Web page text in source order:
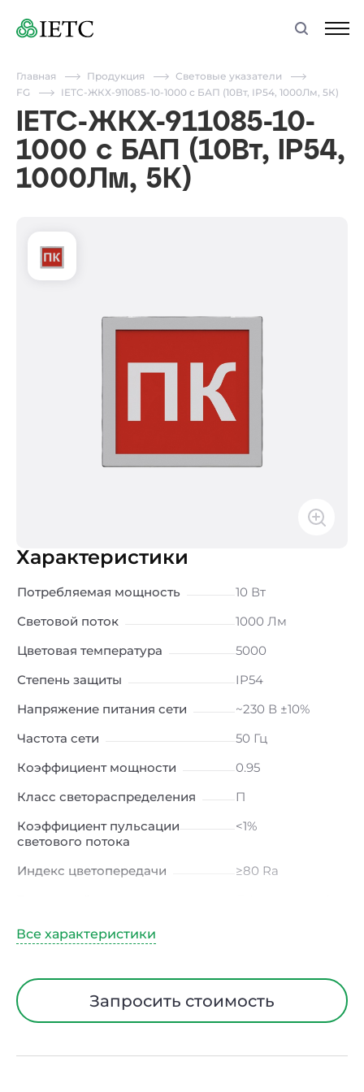
Главная Продукция
Световые указатели
FG
IETC-ЖКХ-911085-10-1000 с БАП (10Вт, IP54, 1000Лм, 5К)
IETC-ЖКХ-911085-10-
1000 с БАП (10Вт, IP54,
1000Лм, 5К)
Характеристики
Потребляемая мощность
10 Вт
Световой поток
1000 Лм
Цветовая температура
5000
Степень защиты
IP54
Напряжение питания сети
~230 В ±10%
Частота сети
50 Гц
Коэффициент мощности
0.95
Класс светораспределения
П
Коэффициент пульсации
светового потока
<1%
Индекс цветопередачи
≥80 Ra
Угол рассеивания
Диапазон рабочих
температур
Класс защиты от
I
Запросить стоимость